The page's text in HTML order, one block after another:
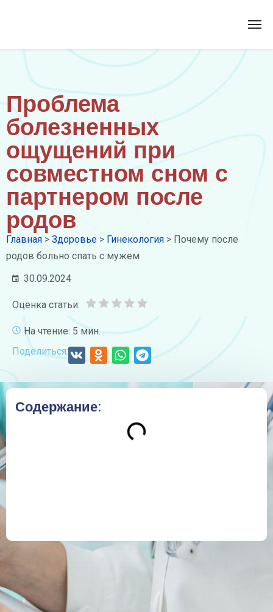
Проблема
болезненных
ощущений при
совместном сном с
партнером после
родов
Главная > Здоровье > Гинекология > Почему после
родов больно спать с мужем
30.09.2024
Оценка статьи:
На чтение: 5 мин.
Поделиться:
Содержание: